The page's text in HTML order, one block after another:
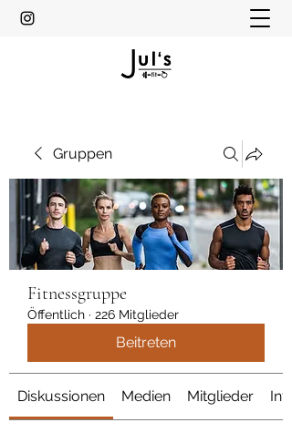
Gruppen
Fitnessgruppe
Öffentlich · 226 Mitglieder
Beitreten
Diskussionen Medien Mitglieder Info